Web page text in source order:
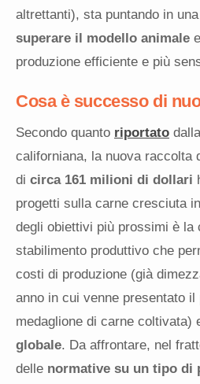
altrettanti), sta puntando in
superare il modello animale
produzione efficiente e più
Cosa è successo di
Secondo quanto riportato
californiana, la nuova raccolta
di circa 161 milioni di dollari
progetti sulla carne cresciuta
degli obiettivi più prossimi è la
stabilimento produttivo che
costi di produzione (già
anno in cui venne presentato
medaglione di carne coltivata)
globale. Da affrontare, nel
delle normative su un tipo di